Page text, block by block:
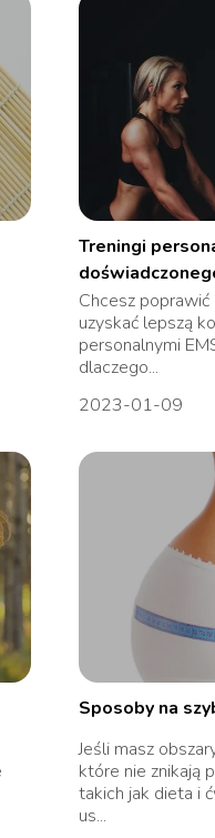
Treningi
Chcesz
uzyskać lepszą
personalnymi
dlaczego...
2023-01-09
Sposoby na
Jeśli masz
które nie znikają
takich jak dieta i
us...